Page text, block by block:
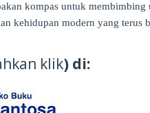
kompas untuk membimbing
kehidupan modern yang terus
klik) di: